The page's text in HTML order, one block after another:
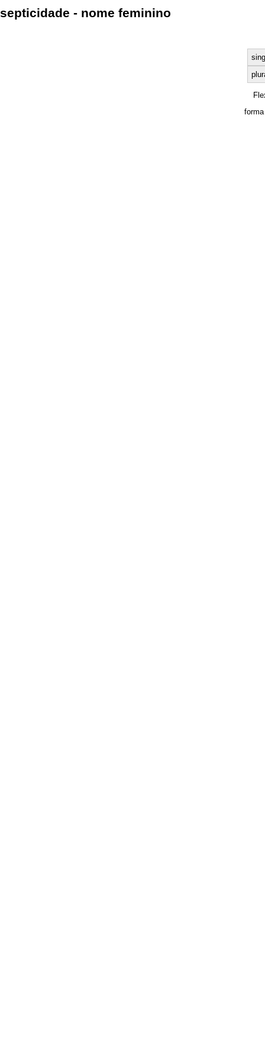
septicidade - nome feminino